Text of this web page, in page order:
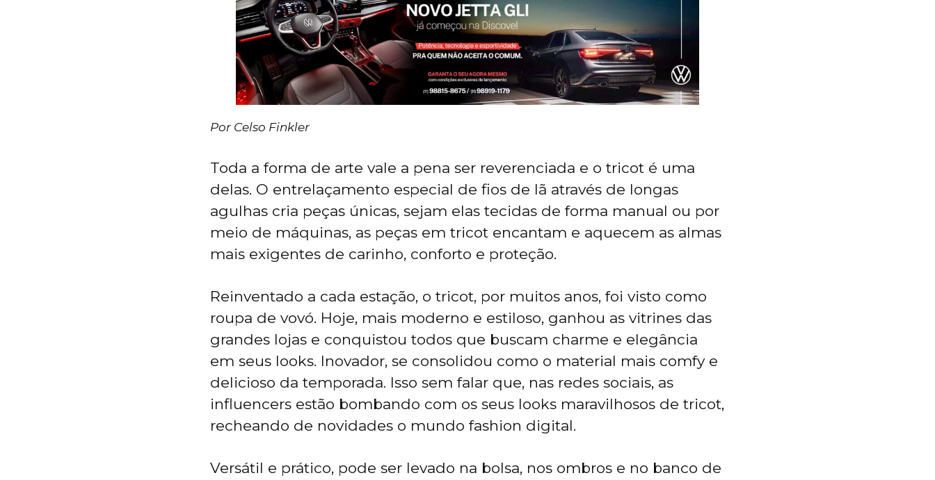
Por Celso Finkler
Toda a forma de arte vale a pena ser reverenciada e o tricot é uma
delas. O entrelaçamento especial de fios de lã através de longas
agulhas cria peças únicas, sejam elas tecidas de forma manual ou por
meio de máquinas, as peças em tricot encantam e aquecem as almas
mais exigentes de carinho, conforto e proteção.
Reinventado a cada estação, o tricot, por muitos anos, foi visto como
roupa de vovó. Hoje, mais moderno e estiloso, ganhou as vitrines das
grandes lojas e conquistou todos que buscam charme e elegância
em seus looks. Inovador, se consolidou como o material mais comfy e
delicioso da temporada. Isso sem falar que, nas redes sociais, as
influencers estão bombando com os seus looks maravilhosos de tricot,
recheando de novidades o mundo fashion digital.
Versátil e prático, pode ser levado na bolsa, nos ombros e no banco de